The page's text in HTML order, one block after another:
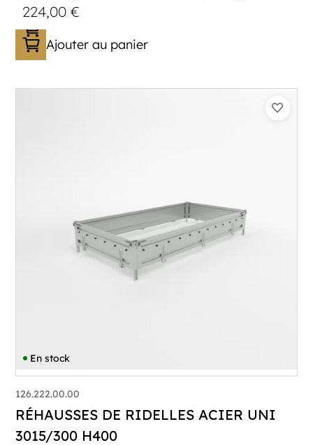
224,00€
Ajouter au panier
En stock
126.222.00.00
RÉHAUSSES DE RIDELLES ACIER UNI
3015/300 H400